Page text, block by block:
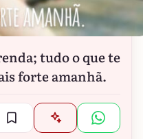
tudo o que te
forte amanhã.